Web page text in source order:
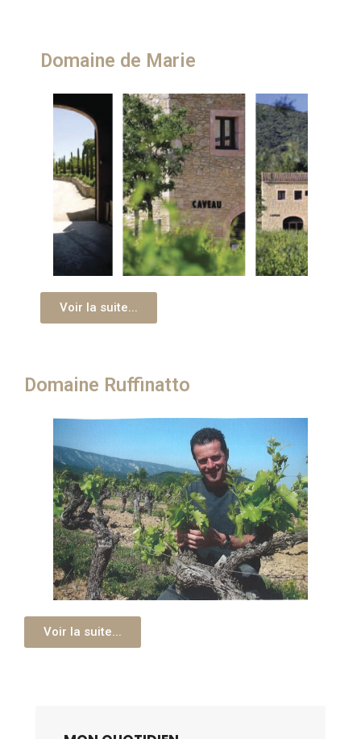
Domaine de Marie​
Voir la suite...
Domaine Ruffinatto​
Voir la suite...